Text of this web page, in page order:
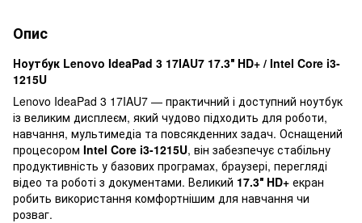
Опис
Ноутбук Lenovo IdeaPad 3 17IAU7 17.3″ HD+ / Intel Core i3-
1215U
Lenovo IdeaPad 3 17IAU7 — практичний і доступний ноутбук
із великим дисплеєм, який чудово підходить для роботи,
навчання, мультимедіа та повсякденних задач. Оснащений
процесором Intel Core i3-1215U, він забезпечує стабільну
продуктивність у базових програмах, браузері, перегляді
відео та роботі з документами. Великий 17.3″ HD+ екран
робить використання комфортнішим для навчання чи
розваг.